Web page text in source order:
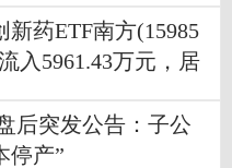
新药ETF南方(15985
入5961.43万元，居
后突发公告：子公
停产”